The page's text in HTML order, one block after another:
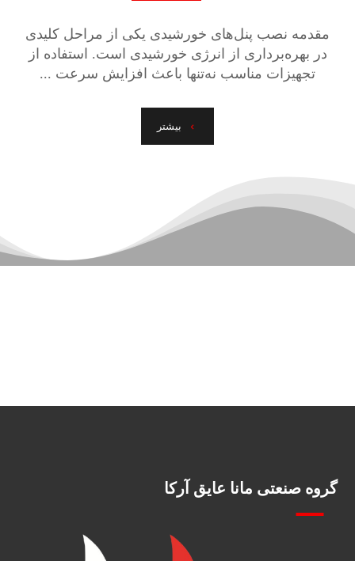
مقدمه نصب پنل‌های خورشیدی یکی از مراحل کلیدی
در بهره‌برداری از انرژی خورشیدی است. استفاده از
تجهیزات مناسب نه‌تنها باعث افزایش سرعت ...
بیشتر
گروه صنعتی مانا عایق آرکا